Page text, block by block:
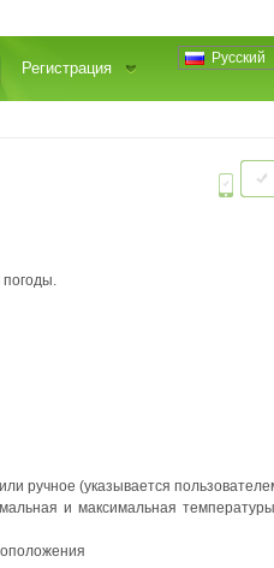
Русский
Регистрация
ручное (указывается
и максимальная